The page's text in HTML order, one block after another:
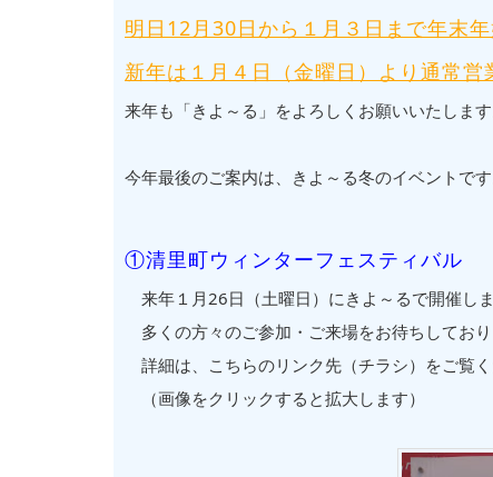
明日12月30日から１月３日まで年末
新年は１月４日（金曜日）より通常営
来年も「きよ～る」をよろしくお願いいたします
今年最後のご案内は、きよ～る冬のイベントです
①清里町ウィンターフェスティバル
来年１月26日（土曜日）にきよ～るで開催し
多くの方々のご参加・ご来場をお待ちしており
詳細は、こちらのリンク先（チラシ）をご覧
（画像をクリックすると拡大します）